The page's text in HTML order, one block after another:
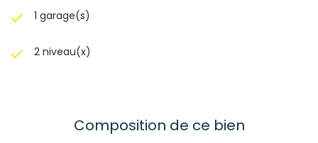
1 garage(s)
2 niveau(x)
Composition de ce bien